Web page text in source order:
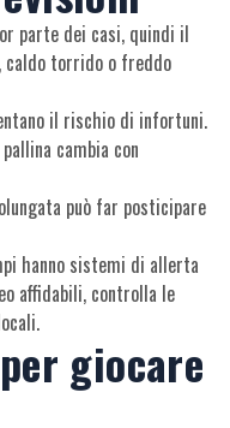
parte dei casi, quindi il
caldo torrido o freddo
il rischio di infortuni.
cambia con
può far posticipare
hanno sistemi di allerta
affidabili, controlla le
giocare